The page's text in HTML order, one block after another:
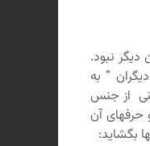
نبود.
” به
از جنس
حرفهای آن
بگشاید: